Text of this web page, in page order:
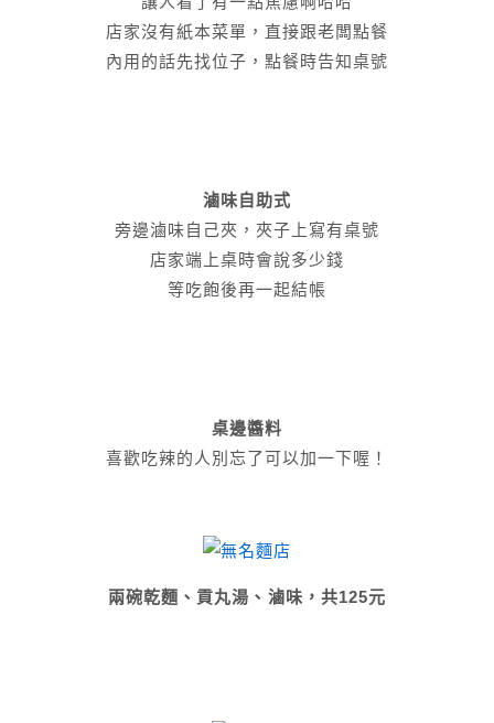
店家沒有紙本菜單，直接跟老闆點餐
內用的話先找位子，點餐時告知桌號
滷味自助式
旁邊滷味自己夾，夾子上寫有桌號
店家端上桌時會說多少錢
等吃飽後再一起結帳
桌邊醬料
喜歡吃辣的人別忘了可以加一下喔！
兩碗乾麵、貢丸湯、滷味，共125元